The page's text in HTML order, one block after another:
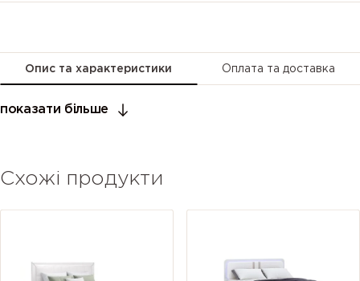
Опис та характеристики Оплата та доставка
показати більше
Схожі продукти